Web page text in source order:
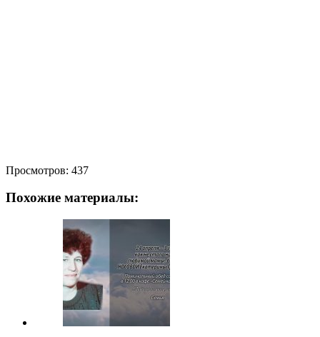
Просмотров: 437
Похожие материалы: